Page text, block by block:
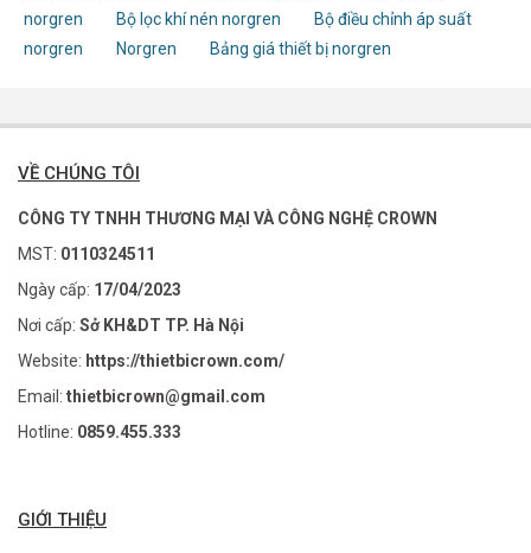
norgren
Bộ lọc khí nén norgren
Bộ điều chỉnh áp suất
norgren
Norgren Bảng giá thiết bị norgren
VỀ CHÚNG TÔI
CÔNG TY TNHH THƯƠNG MẠI VÀ CÔNG NGHỆ CROWN
MST: 0110324511
Ngày cấp: 17/04/2023
Nơi cấp: Sở KH&DT TP. Hà Nội
Website: https://thietbicrown.com/
Email: thietbicrown@gmail.com
Hotline: 0859.455.333
GIỚI THIỆU